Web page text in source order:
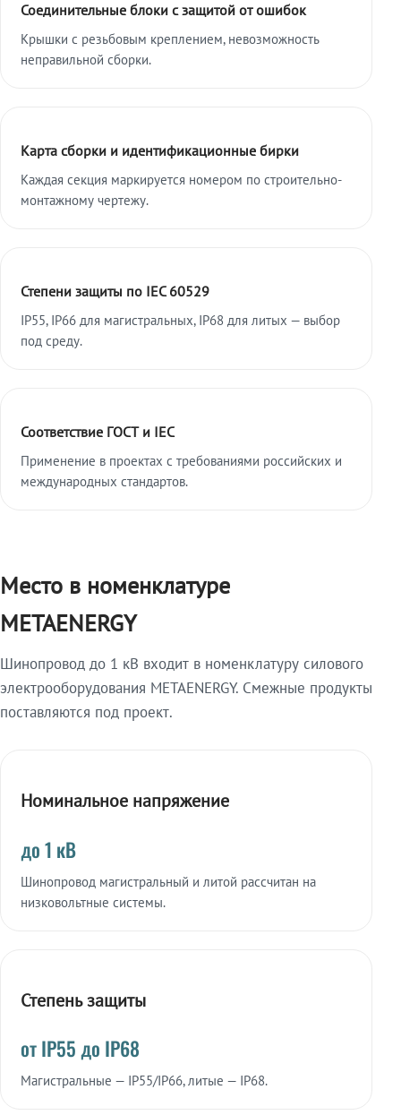
Соединительные блоки с защитой от ошибок
Крышки с резьбовым креплением, невозможность
неправильной сборки.
Карта сборки и идентификационные бирки
Каждая секция маркируется номером по строительно-
монтажному чертежу.
Степени защиты по IEC 60529
IP55, IP66 для магистральных, IP68 для литых — выбор
под среду.
Соответствие ГОСТ и IEC
Применение в проектах с требованиями российских и
международных стандартов.
Место в номенклатуре
METAENERGY
Шинопровод до 1 кВ входит в номенклатуру силового
электрооборудования METAENERGY. Смежные продукты
поставляются под проект.
Номинальное напряжение
до 1 кВ
Шинопровод магистральный и литой рассчитан на
низковольтные системы.
Степень защиты
от IP55 до IP68
Магистральные — IP55/IP66, литые — IP68.